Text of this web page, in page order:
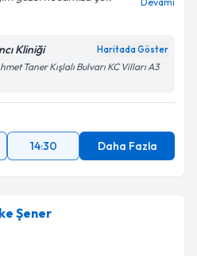
kişisel verilerimin belirtilen
kabul ediyorum.
Kliniği Haritada Göster
Taner Kışlalı Bulvarı KC Vilları A3
14:30 Daha Fazla
Şener